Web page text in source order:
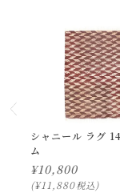
小型商品の日時・
お届け時間帯(大型
ます。
申し訳ございませ
できません。
また、 日曜・祝日
ください。
シャニール ラグ
ム
¥10,800
¥11,880税込